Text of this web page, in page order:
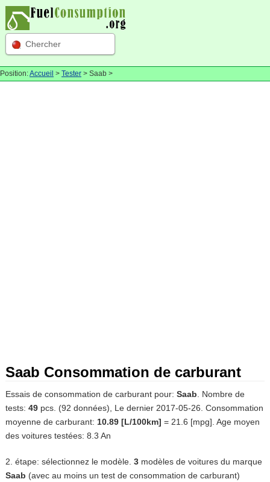
Chercher
Position:Accueil > Tester > Saab >
Saab Consommation de carburant
Essais de consommation de carburant pour: Saab . Nombre de
tests: 49pcs. (92 données), Le dernier 2017-05-26. Consommation
moyenne de carburant: 10.89 [L/100km] = 21.6 [mpg]. Age moyen
des voitures testées: 8.3 An
2. étape: sélectionnez le modèle. 3modèles de voitures du marque
Saab (avec au moins un test de consommation de carburant)